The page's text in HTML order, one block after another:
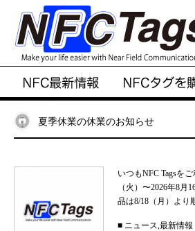
夏季休業の休業のお知らせ
いつもNFC Tagsを
（火）〜2026年8
品は8/18（月）よ
■ ニュース,最新情報